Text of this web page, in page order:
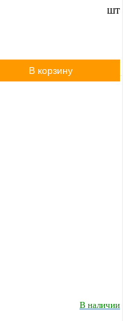
шт
В корзину
В наличии